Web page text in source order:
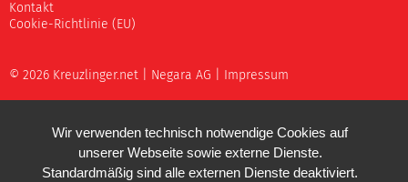
Kontakt
Cookie-Richtlinie (EU)
© 2026 Kreuzlinger.net | Negara AG Impressum
Wir verwenden technisch notwendige Cookies auf
unserer Webseite sowie externe Dienste.
Standardmäßig sind alle externen Dienste deaktiviert.